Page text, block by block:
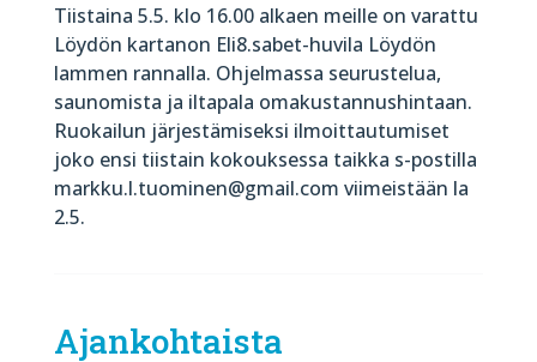
Tiistaina 5.5. klo 16.00 alkaen meille on varattu
Löydön kartanon Eli8.sabet-huvila Löydön
lammen rannalla. Ohjelmassa seurustelua,
saunomista ja iltapala omakustannushintaan.
Ruokailun järjestämiseksi ilmoittautumiset
joko ensi tiistain kokouksessa taikka s-postilla
markku.l.tuominen@gmail.com viimeistään la
2.5.
Ajankohtaista